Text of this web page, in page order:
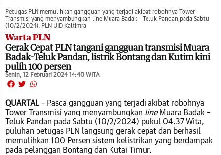
Petugas PLN memulihkan gangguan yang terjadi akibat robohnya Tower
Transmisi yang menyambungkan line Muara Badak - Teluk Pandan pada Sabtu
(10/2/2024). PLN UID Kaltimra
Warta PLN
Gerak Cepat PLN tangani gangguan transmisi Muara
Badak-Teluk Pandan, listrik Bontang dan Kutim kini
pulih 100 persen
Senin, 12 Februari 2024 14:40 WITA
QUARTAL – Pasca gangguan yang terjadi akibat robohnya
Tower Transmisi yang menyambungkan lineMuara Badak –
Teluk Pandan pada Sabtu (10/2/2024) pukul 04.37 Wita,
puluhan petugas PLN langsung gerak cepat dan berhasil
memulihkan 100 Persen sistem kelistrikan yang berdampak
pada pelanggan Bontang dan Kutai Timur.